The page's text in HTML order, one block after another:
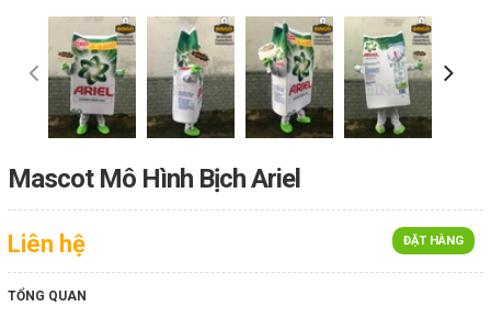
Mascot Mô Hình Bịch Ariel
ĐẶT HÀNG
Liên hệ
TỔNG QUAN